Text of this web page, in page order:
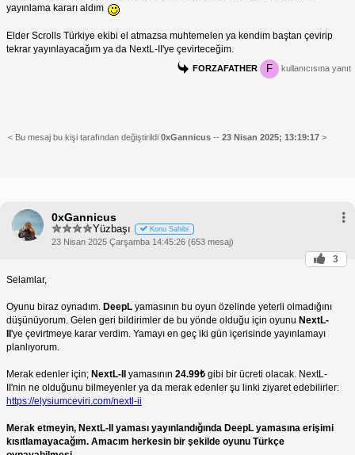
yayınlama kararı aldım
Elder Scrolls Türkiye ekibi el atmazsa muhtemelen ya kendim baştan çevirip
tekrar yayınlayacağım ya da NextL-II'ye çevirteceğim.
FORZAFATHER F kullanıcısına yanıt
< Bu mesaj bu kişi tarafından değiştirildi 0xGannicus -- 23 Nisan 2025; 13:19:17 >
0xGannicus
Yüzbaşı Konu Sahibi
23 Nisan 2025 Çarşamba 14:45:26 (653 mesaj)
3
Selamlar,
Oyunu biraz oynadım. DeepL yamasının bu oyun özelinde yeterli olmadığını
düşünüyorum. Gelen geri bildirimler de bu yönde olduğu için oyunu NextL-
II'ye çevirtmeye karar verdim. Yamayı en geç iki gün içerisinde yayınlamayı
planlıyorum.
Merak edenler için; NextL-II yamasının 24.99₺ gibi bir ücreti olacak. NextL-
II'nin ne olduğunu bilmeyenler ya da merak edenler şu linki ziyaret edebilirler:
https://elysiumceviri.com/nextl-ii
Merak etmeyin, NextL-II yaması yayınlandığında DeepL yamasına erişimi
kısıtlamayacağım. Amacım herkesin bir şekilde oyunu Türkçe